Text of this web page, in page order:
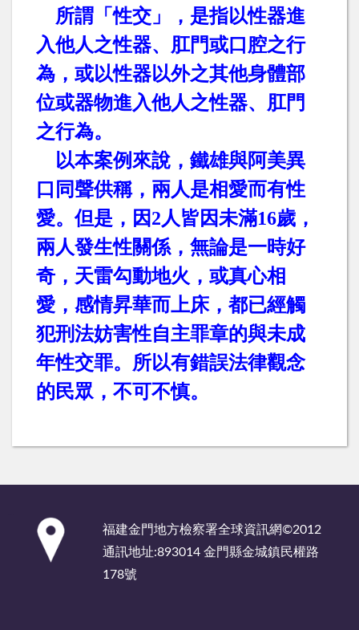
所謂「性交」，是指以性器進
入他人之性器、肛門或口腔之行
為，或以性器以外之其他身體部
位或器物進入他人之性器、肛門
之行為。
以本案例來說，鐵雄與阿美異
口同聲供稱，兩人是相愛而有性
愛。但是，因2人皆因未滿16歲，
兩人發生性關係，無論是一時好
奇，天雷勾動地火，或真心相
愛，感情昇華而上床，都已經觸
犯刑法妨害性自主罪章的與未成
年性交罪。所以有錯誤法律觀念
的民眾，不可不慎。
福建金門地方檢察署全球資訊網©2012
通訊地址:893014 金門縣金城鎮民權路
178號